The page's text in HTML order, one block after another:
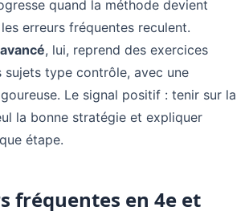
quand la méthode devient
erreurs fréquentes reculent.
, lui, reprend des exercices
sujets type contrôle, avec une
Le signal positif : tenir sur la
la bonne stratégie et expliquer
étape.
fréquentes en 4e et